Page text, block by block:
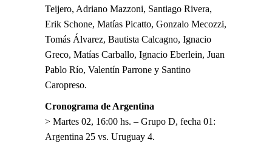
Teijero, Adriano Mazzoni, Santiago Rivera,
Erik Schone, Matías Picatto, Gonzalo Mecozzi,
Tomás Álvarez, Bautista Calcagno, Ignacio
Greco, Matías Carballo, Ignacio Eberlein, Juan
Pablo Río, Valentín Parrone y Santino
Caropreso.
Cronograma de Argentina
> Martes 02, 16:00 hs. – Grupo D, fecha 01:
Argentina 25 vs. Uruguay 4.